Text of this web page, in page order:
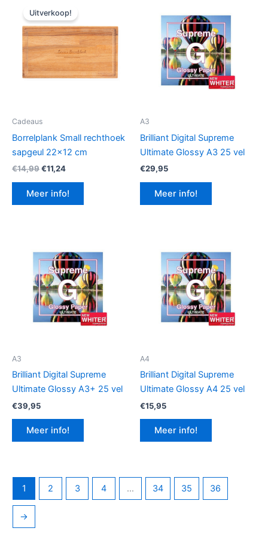
Uitverkoop!
Cadeaus
Borrelplank Small rechthoek
sapgeul 22×12 cm
€14,99Oorspronkelijke
was:
€14,99.
€11,24Huidige
is:
€11,24.
Meer info!
A3
Brilliant Digital Supreme
Ultimate Glossy A3 25 vel
€29,95
Meer info!
A3
Brilliant Digital Supreme
Ultimate Glossy A3+ 25 vel
€39,95
Meer info!
A4
Brilliant Digital Supreme
Ultimate Glossy A4 25 vel
€15,95
Meer info!
1 2 3 4 … 34 35 36
→